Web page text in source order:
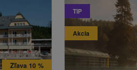
Zľava 10 %
TIP
Akcia